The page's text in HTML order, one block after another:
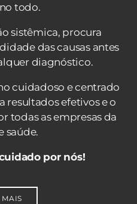
todo.
sistêmica, procura
das causas antes
diagnóstico.
cuidadoso e centrado
resultados efetivos e o
todas as empresas da
saúde.
por nós!
MAIS